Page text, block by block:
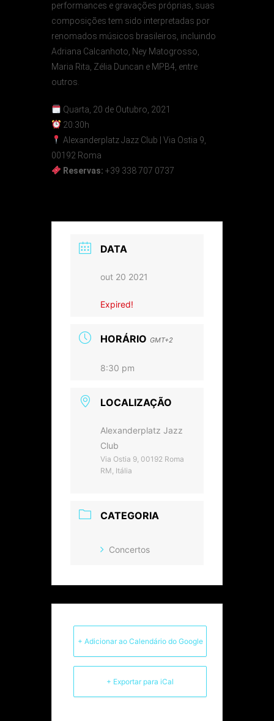
performances e gravações próprias, suas
composições tem sido interpretadas por
renomados músicos brasileiros, incluindo
Adriana Calcanhoto, Ney Matogrosso,
Maria Rita, Zélia Duncan e MPB4, entre
outros.
Quarta, 20 de Outubro, 2021
20:30h
Alexanderplatz Jazz Club | Via Ostia 9,
00192 Roma
Reservas: +39 338 707 0737
DATA
out 20 2021
Expired!
HORÁRIO GMT+2
8:30 pm
LOCALIZAÇÃO
Alexanderplatz Jazz
Club
Via Ostia 9, 00192 Roma
RM, Itália
CATEGORIA
Concertos
+ Adicionar ao Calendário do Google
+ Exportar para iCal